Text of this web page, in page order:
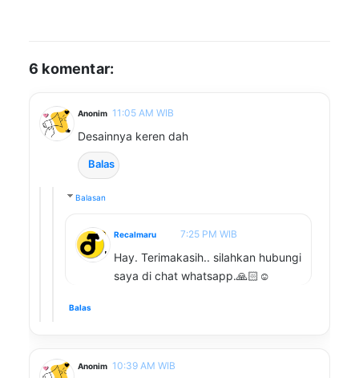
6 komentar:
Anonim 11:05 AM WIB
Desainnya keren dah
Balas
Balasan
Recalmaru 7:25 PM WIB
Hay. Terimakasih.. silahkan hubungi
saya di chat whatsapp.🙏🏻☺️
Balas
Anonim 10:39 AM WIB